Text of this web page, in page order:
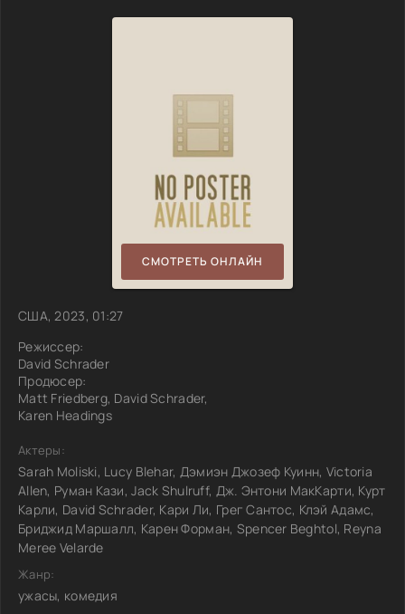
СМОТРЕТЬ ОНЛАЙН
США, 2023, 01:27
Режиссер:
David Schrader
Продюсер:
Matt Friedberg, David Schrader,
Karen Headings
Актеры:
Sarah Moliski, Lucy Blehar, Дэмиэн Джозеф Куинн, Victoria
Allen, Руман Кази, Jack Shulruff, Дж. Энтони МакКарти, Курт
Карли, David Schrader, Кари Ли, Грег Сантос, Клэй Адамс,
Бриджид Маршалл, Карен Форман, Spencer Beghtol, Reyna
Meree Velarde
Жанр:
ужасы, комедия